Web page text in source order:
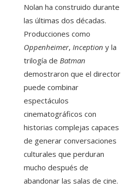
Nolan ha construido durante
las últimas dos décadas.
Producciones como
Oppenheimer, Inception y la
trilogía de Batman
demostraron que el director
puede combinar
espectáculos
cinematográficos con
historias complejas capaces
de generar conversaciones
culturales que perduran
mucho después de
abandonar las salas de cine.